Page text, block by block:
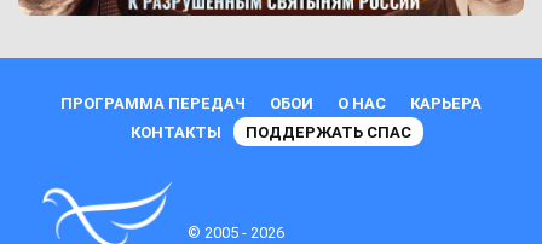
ПРОГРАММА ПЕРЕДАЧ ОБОИ О НАС
КАРЬЕРА
КОНТАКТЫ
ПОДДЕРЖАТЬ СПАС
© 2005 - 2026